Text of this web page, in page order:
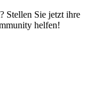
Stellen Sie jetzt ihre
helfen!